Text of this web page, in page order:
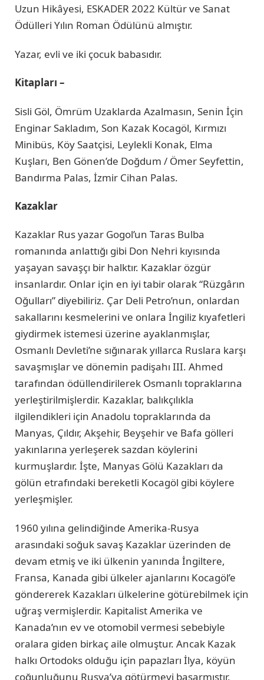
Uzun Hikâyesi, ESKADER 2022 Kültür ve Sanat
Ödülleri Yılın Roman Ödülünü almıştır.
Yazar, evli ve iki çocuk babasıdır.
Kitapları –
Sisli Göl, Ömrüm Uzaklarda Azalmasın, Senin İçin
Enginar Sakladım, Son Kazak Kocagöl, Kırmızı
Minibüs, Köy Saatçisi, Leylekli Konak, Elma
Kuşları, Ben Gönen’de Doğdum / Ömer Seyfettin,
Bandırma Palas, İzmir Cihan Palas.
Kazaklar
Kazaklar Rus yazar Gogol’un Taras Bulba
romanında anlattığı gibi Don Nehri kıyısında
yaşayan savaşçı bir halktır. Kazaklar özgür
insanlardır. Onlar için en iyi tabir olarak “Rüzgârın
Oğulları” diyebiliriz. Çar Deli Petro’nun, onlardan
sakallarını kesmelerini ve onlara İngiliz kıyafetleri
giydirmek istemesi üzerine ayaklanmışlar,
Osmanlı Devleti’ne sığınarak yıllarca Ruslara karşı
savaşmışlar ve dönemin padişahı III. Ahmed
tarafından ödüllendirilerek Osmanlı topraklarına
yerleştirilmişlerdir. Kazaklar, balıkçılıkla
ilgilendikleri için Anadolu topraklarında da
Manyas, Çıldır, Akşehir, Beyşehir ve Bafa gölleri
yakınlarına yerleşerek sazdan köylerini
kurmuşlardır. İşte, Manyas Gölü Kazakları da
gölün etrafındaki bereketli Kocagöl gibi köylere
yerleşmişler.
1960 yılına gelindiğinde Amerika-Rusya
arasındaki soğuk savaş Kazaklar üzerinden de
devam etmiş ve iki ülkenin yanında İngiltere,
Fransa, Kanada gibi ülkeler ajanlarını Kocagöl’e
göndererek Kazakları ülkelerine götürebilmek için
uğraş vermişlerdir. Kapitalist Amerika ve
Kanada’nın ev ve otomobil vermesi sebebiyle
oralara giden birkaç aile olmuştur. Ancak Kazak
halkı Ortodoks olduğu için papazları İlya, köyün
çoğunluğunu Rusya’ya götürmeyi başarmıştır.